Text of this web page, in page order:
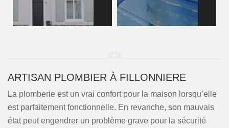
ARTISAN PLOMBIER À FILLONNIERE
La plomberie est un vrai confort pour la maison lorsqu’elle
est parfaitement fonctionnelle. En revanche, son mauvais
état peut engendrer un problème grave pour la sécurité